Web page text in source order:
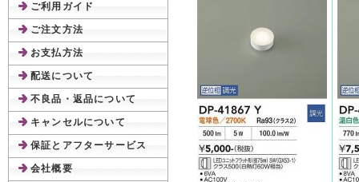
ご利用ガイド
ご注文方法
お支払方法
配送について
不良品・返品について
キャンセルについて
保証とアフターサービス
会社概要